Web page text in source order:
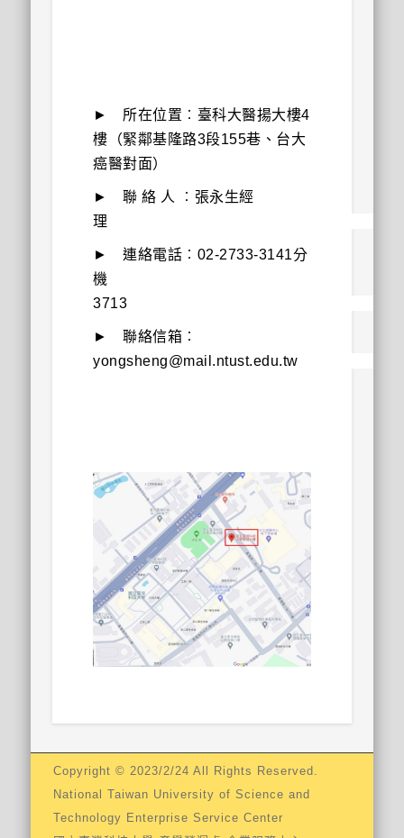
► 所在位置︰臺科大醫揚大樓4
樓（緊鄰基隆路3段155巷、台大
癌醫對面）
► 聯絡 人
︰張永生經
► 連絡電話︰02-2733-3141分
機
3713
► 聯絡信箱︰
yongsheng@mail.ntust.edu.tw
Copyright © 2023/2/24 All Rights Reserved.
National Taiwan University of Science and
Technology Enterprise Service Center